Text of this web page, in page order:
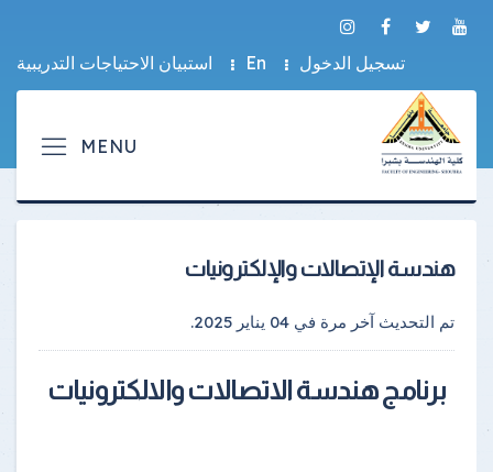
تسجيل الدخول En استبيان الاحتياجات التدريبية
هندسة الإتصالات والإلكترونيات
تم التحديث آخر مرة في 04 يناير 2025 .
برنامج هندسة الاتصالات والالكترونيات